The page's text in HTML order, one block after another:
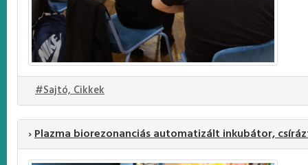
#Sajtó, Cikkek
›Plazma biorezonanciás automatizált inkubátor,